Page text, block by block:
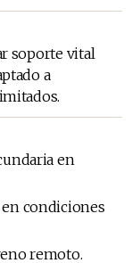
soporte vital
a
en
condiciones
remoto.